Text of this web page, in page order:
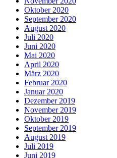
Oktober 2020
September 2020
August 2020
Juli 2020
Juni 2020
Mai 2020
April 2020
März 2020
Februar 2020
Januar 2020
Dezember 2019
November 2019
Oktober 2019
September 2019
August 2019
Juli 2019
Juni 2019